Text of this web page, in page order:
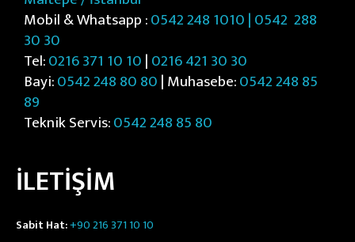
Mobil & Whatsapp :0542 248 1010 | 0542 288
30 30
Tel:0216 371 10 10|0216 421 30 30
Bayi:0542 248 80 80| Muhasebe:0542 248 85
89
Teknik Servis:0542 248 85 80
İLETİŞİM
Sabit Hat:+90 216 371 10 10